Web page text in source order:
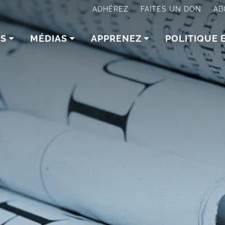
ADHÉREZ FAITES UN DON
MÉDIAS APPRENEZ POLITIQUE